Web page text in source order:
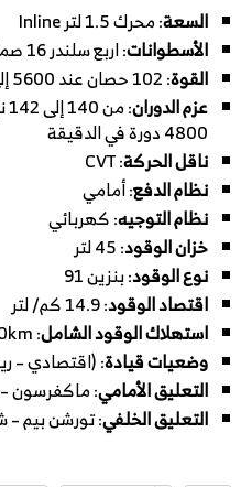
السعة: محرك 1.5 لتر Inline
الأسطوانات: اربع سلندر 16 صمام دوش DVVT
القوة: 102 حصان عند 5600 إلى 6000 دورة في الدقيقة
عزم الدوران
4800 دورة في الدقيقة
ناقل الحركة: CVT
نظام الدفع: أمامي
نظام التوجيه: كهربائي
خزان الوقود: 45 لتر
نوع الوقود: بنزين 91
اقتصاد الوقود: 14.9 كم/ لتر
استهلاك الوقود الشامل: 7.4L/ 100km
وضعيات قيادة: (اقتصادي –
التعليق الأمامي: ماكفرسون
التعليق الخلفي: تورشن بيم